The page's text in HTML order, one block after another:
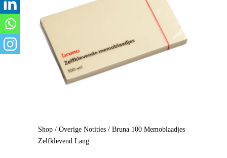
Shop/ Overige Notities/ Bruna 100 Memoblaadjes
Zelfklevend Lang